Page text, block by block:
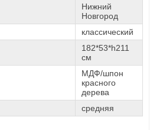
Нижний
Новгород
классический
182*53*h211
см
МДФ/шпон
красного
дерева
средняя